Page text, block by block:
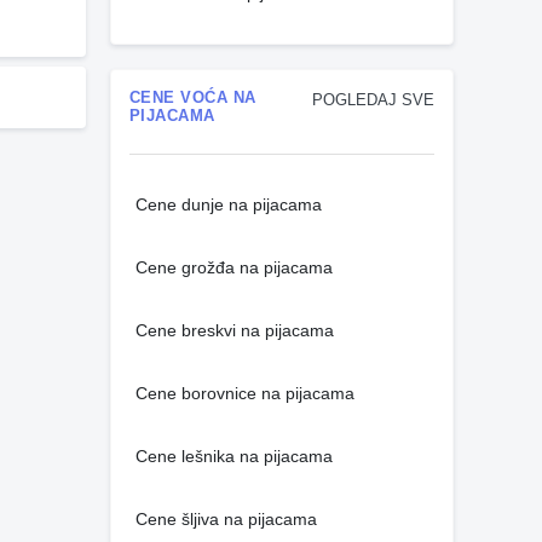
POGLEDAJ SVE
CENE VOĆA NA
PIJACAMA
Cene dunje na pijacama
Cene grožđa na pijacama
Cene breskvi na pijacama
Cene borovnice na pijacama
Cene lešnika na pijacama
Cene šljiva na pijacama